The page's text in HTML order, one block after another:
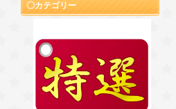
カテゴリー